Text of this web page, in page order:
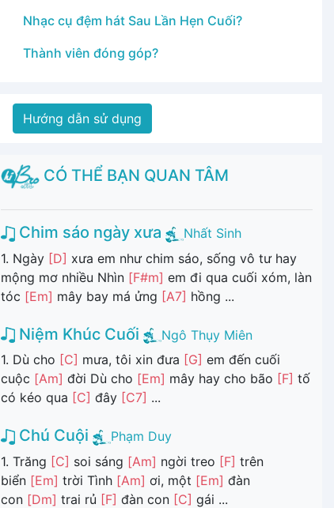
Nhạc cụ đệm hát Sau Lần Hẹn Cuối?
Thành viên đóng góp?
Hướng dẫn sử dụng
CÓ THỂ BẠN QUAN TÂM
Chim sáo ngày xưa
Nhất Sinh
1. Ngày [D] xưa em như chim sáo, sống vô tư hay
mộng mơ nhiều Nhìn [F#m] em đi qua cuối xóm, làn
tóc [Em] mây bay má ửng [A7] hồng ...
Niệm Khúc Cuối
Ngô Thụy Miên
1. Dù cho [C] mưa, tôi xin đưa [G] em đến cuối
cuộc [Am] đời Dù cho [Em] mây hay cho bão [F] tố
có kéo qua [C] đây [C7] ...
Chú Cuội
Phạm Duy
1. Trăng [C] soi sáng [Am] ngời treo [F] trên
biển [Em] trời Tình [Am] ơi, một [Em] đàn
con [Dm] trai rủ [F] đàn con [C] gái ...